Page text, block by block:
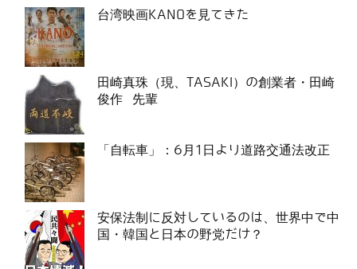
台湾映画KANOを見てきた
田崎真珠（現、TASAKI）の創業者・田崎
俊作 先輩
「自転車」：6月1日より道路交通法改正
安保法制に反対しているのは、世界中で中
国・韓国と日本の野党だけ？